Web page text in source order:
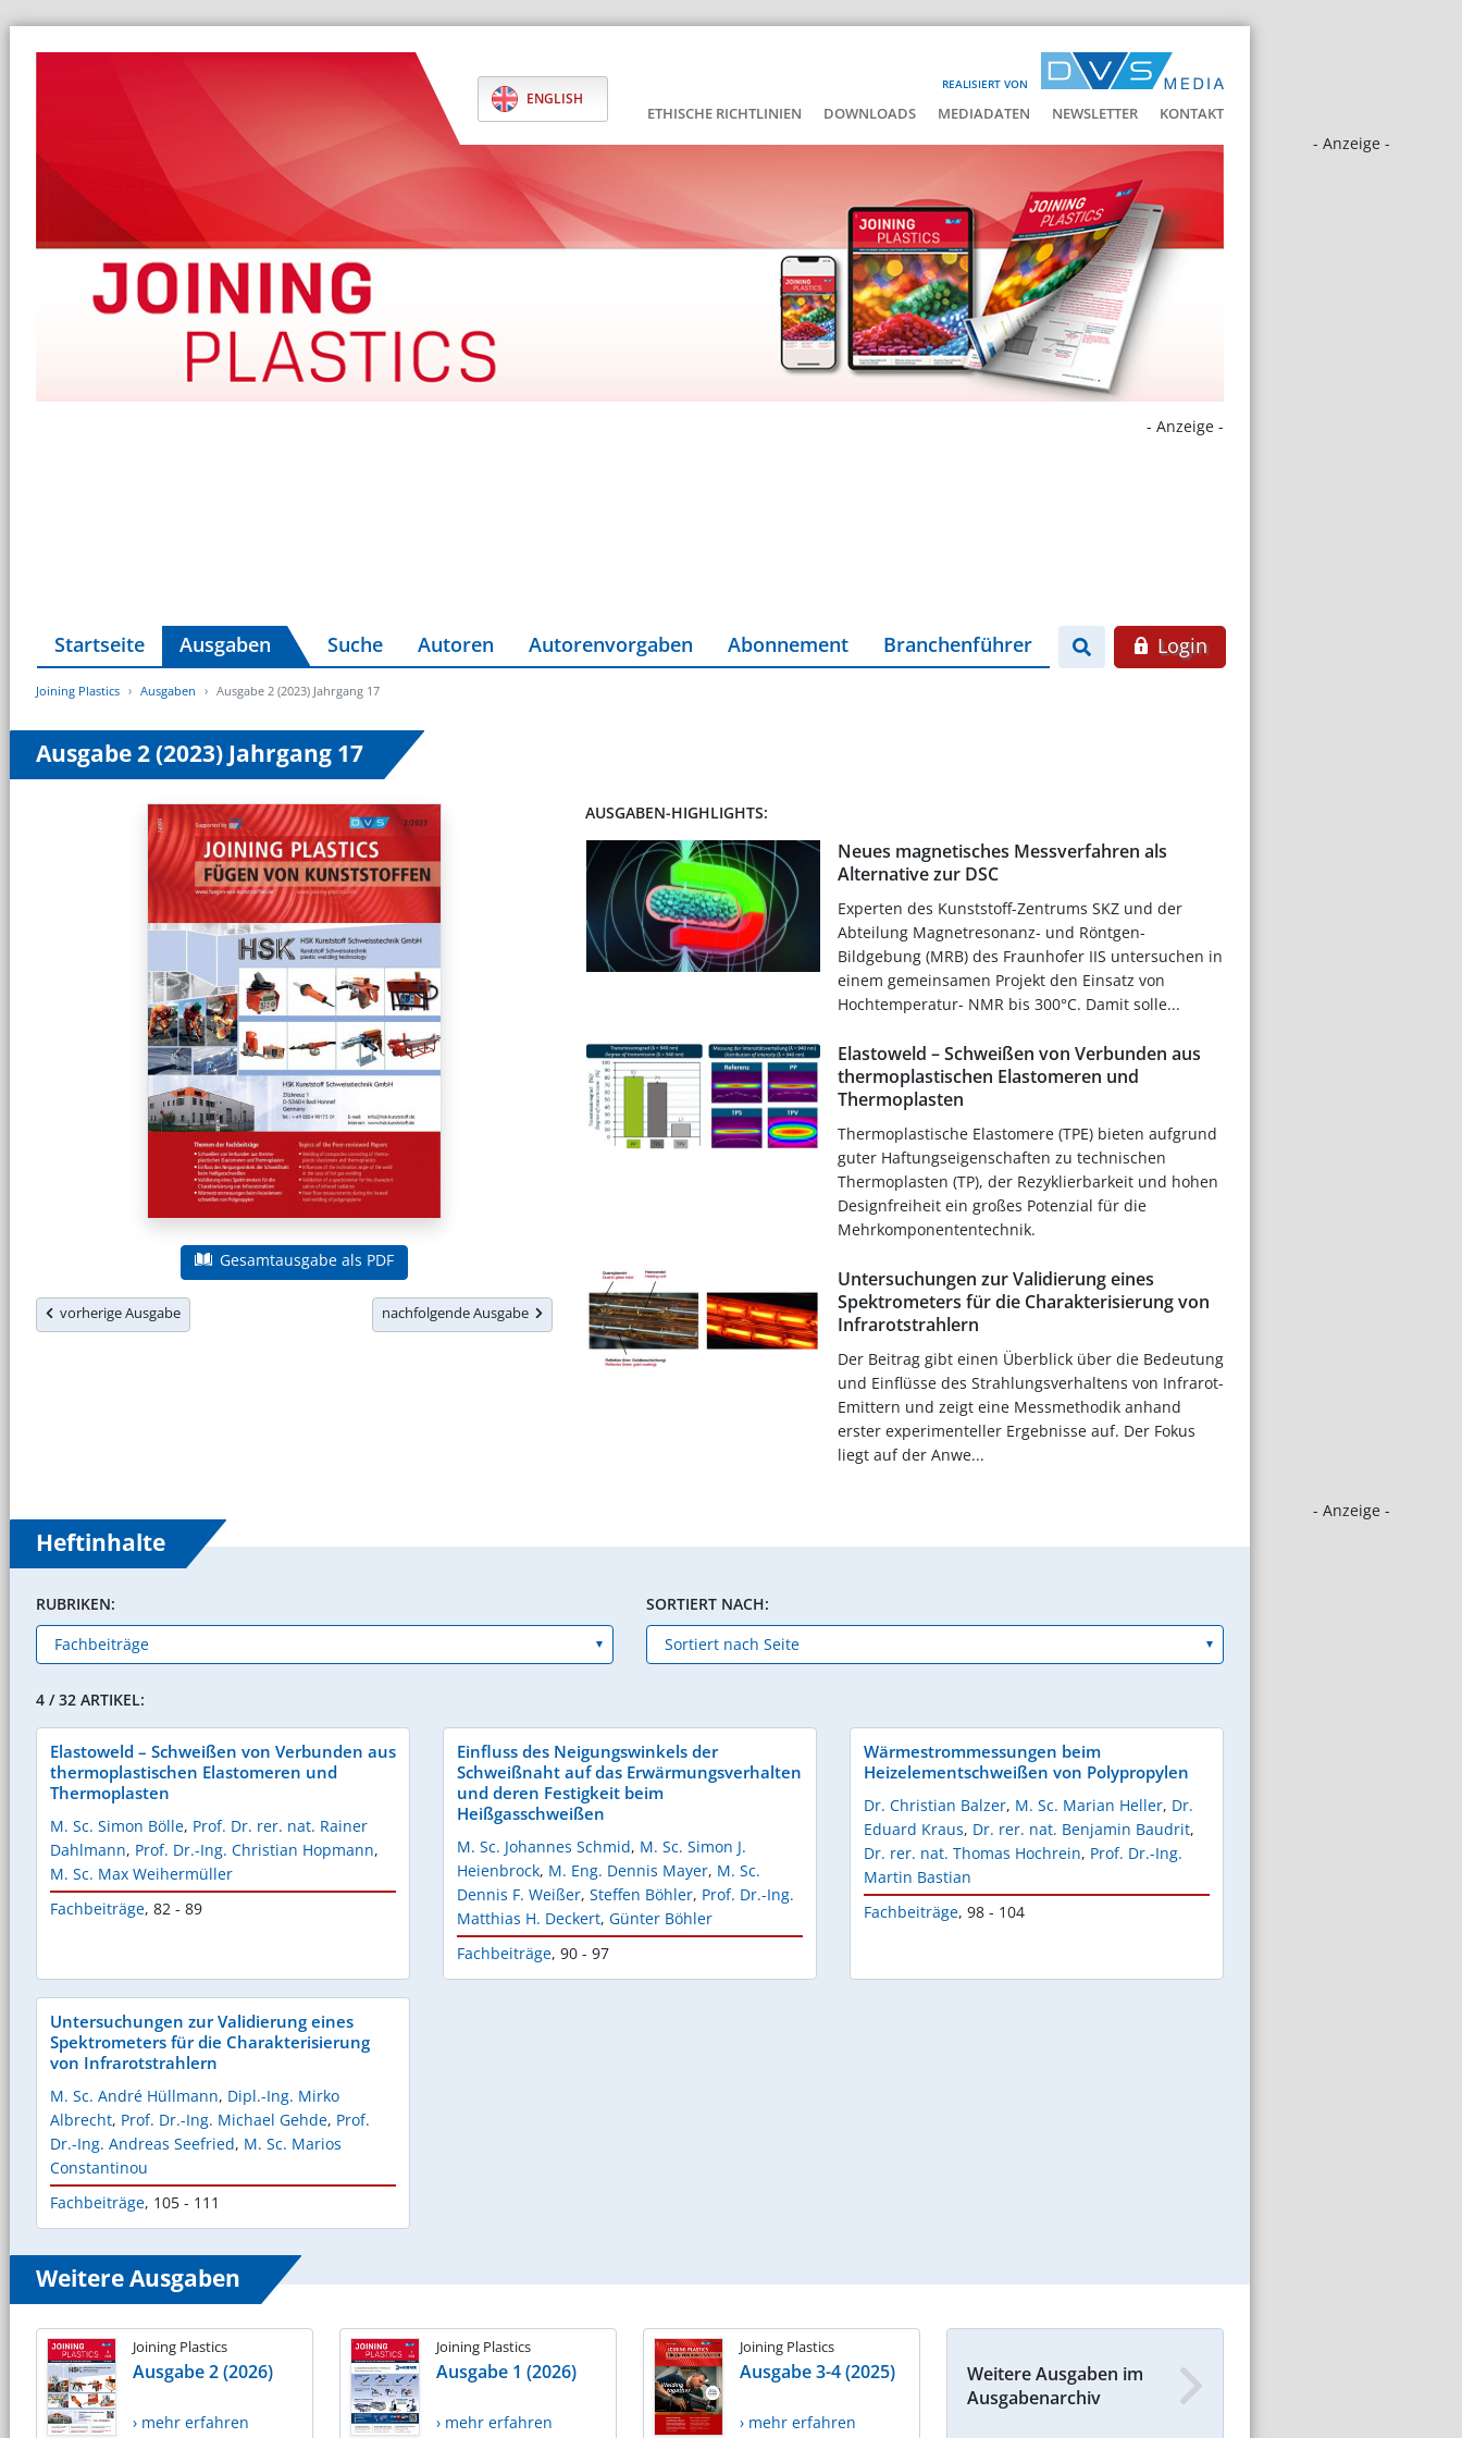
REALISIERT VON
ENGLISH
ETHISCHE RICHTLINIEN DOWNLOADS MEDIADATEN NEWSLETTER KONTAKT
- Anzeige -
- Anzeige -
- Anzeige -
Startseite Ausgaben Suche Autoren Autorenvorgaben Abonnement Branchenführer Login
Joining Plastics Ausgaben Ausgabe 2 (2023) Jahrgang 17
Ausgabe 2 (2023) Jahrgang 17
Gesamtausgabe als PDF
vorherige Ausgabe nachfolgende Ausgabe
AUSGABEN-HIGHLIGHTS:
Neues magnetisches Messverfahren als
Alternative zur DSC
Experten des Kunststoff-Zentrums SKZ und der
Abteilung Magnetresonanz- und Röntgen-
Bildgebung (MRB) des Fraunhofer IIS untersuchen in
einem gemeinsamen Projekt den Einsatz von
Hochtemperatur- NMR bis 300°C. Damit solle...
Elastoweld – Schweißen von Verbunden aus
thermoplastischen Elastomeren und
Thermoplasten
Thermoplastische Elastomere (TPE) bieten aufgrund
guter Haftungseigenschaften zu technischen
Thermoplasten (TP), der Rezyklierbarkeit und hohen
Designfreiheit ein großes Potenzial für die
Mehrkomponententechnik.
Untersuchungen zur Validierung eines
Spektrometers für die Charakterisierung von
Infrarotstrahlern
Der Beitrag gibt einen Überblick über die Bedeutung
und Einflüsse des Strahlungsverhaltens von Infrarot-
Emittern und zeigt eine Messmethodik anhand
erster experimenteller Ergebnisse auf. Der Fokus
liegt auf der Anwe...
Heftinhalte
RUBRIKEN: SORTIERT NACH:
4 / 32 ARTIKEL:
Elastoweld – Schweißen von Verbunden aus
thermoplastischen Elastomeren und
Thermoplasten
M. Sc. Simon Bölle, Prof. Dr. rer. nat. Rainer
Dahlmann, Prof. Dr.-Ing. Christian Hopmann,
M. Sc. Max Weihermüller
Fachbeiträge, 82 - 89
Einfluss des Neigungswinkels der
Schweißnaht auf das Erwärmungsverhalten
und deren Festigkeit beim
Heißgasschweißen
M. Sc. Johannes Schmid, M. Sc. Simon J.
Heienbrock, M. Eng. Dennis Mayer, M. Sc.
Dennis F. Weißer, Steffen Böhler, Prof. Dr.-Ing.
Matthias H. Deckert, Günter Böhler
Fachbeiträge, 90 - 97
Wärmestrommessungen beim
Heizelementschweißen von Polypropylen
Dr. Christian Balzer, M. Sc. Marian Heller, Dr.
Eduard Kraus, Dr. rer. nat. Benjamin Baudrit,
Dr. rer. nat. Thomas Hochrein, Prof. Dr.-Ing.
Martin Bastian
Fachbeiträge, 98 - 104
Untersuchungen zur Validierung eines
Spektrometers für die Charakterisierung
von Infrarotstrahlern
M. Sc. André Hüllmann, Dipl.-Ing. Mirko
Albrecht, Prof. Dr.-Ing. Michael Gehde, Prof.
Dr.-Ing. Andreas Seefried, M. Sc. Marios
Constantinou
Fachbeiträge, 105 - 111
Weitere Ausgaben
Joining Plastics
Ausgabe 2 (2026)
› mehr erfahren
Joining Plastics
Ausgabe 1 (2026)
› mehr erfahren
Joining Plastics
Ausgabe 3-4 (2025)
› mehr erfahren
Weitere Ausgaben im
Ausgabenarchiv